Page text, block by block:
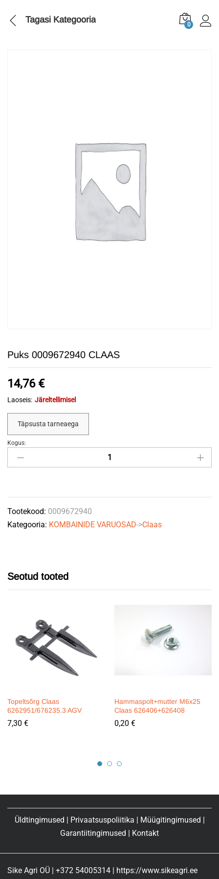
Tagasi Kategooria 0
Puks 0009672940 CLAAS
14,76 €
Laoseis: Järeltellimisel
Täpsusta tarneaega
Puks
0009672940
Kogus:
Tootekood: 0009672940
Kategooria: KOMBAINIDE VARUOSAD->Claas
Seotud tooted
Topeltsõrg Claas
6262951/676235.3 AGV
7,30 €
Hammaspolt+mutter M6x25
Claas 626406+626408
0,20 €
Üldtingimused Privaatsuspoliitika Müügitingimused
Garantiitingimused
Kontakt
Sike Agri OÜ | +372 54005314 | https://www.sikeagri.ee